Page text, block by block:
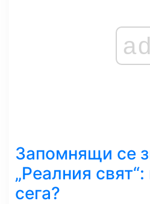
ad
Запомнящи се
„Реалния
сега?